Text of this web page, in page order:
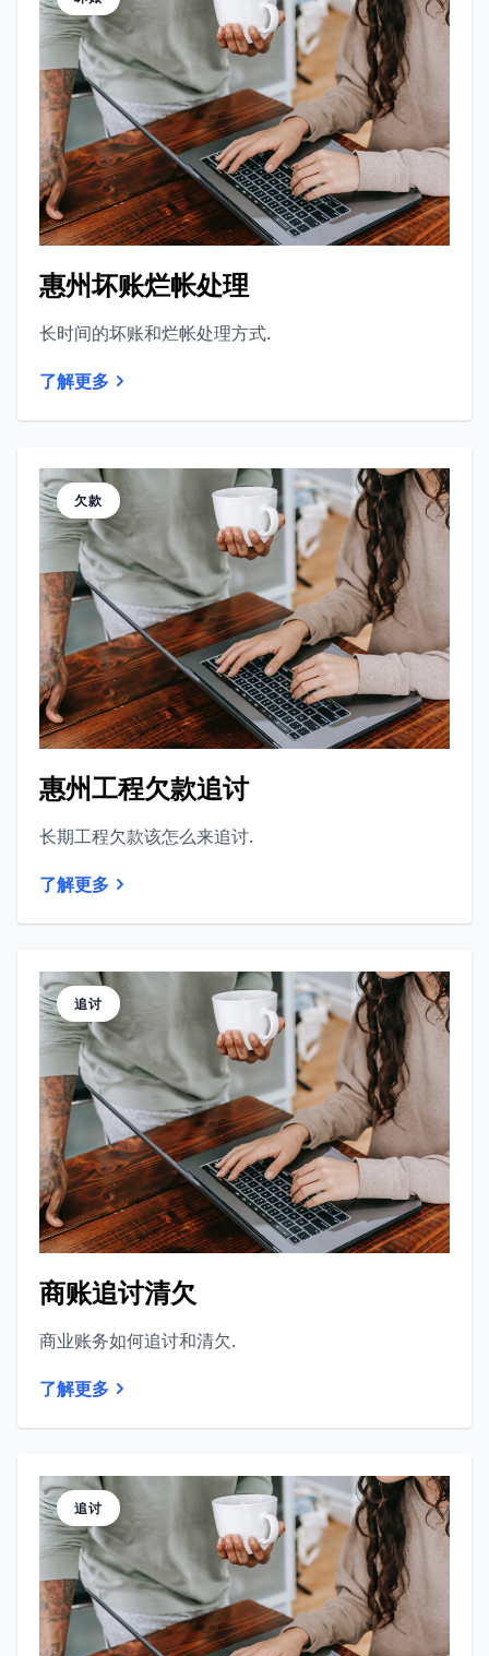
惠州坏账烂帐处理
长时间的坏账和烂帐处理方式.
了解更多
欠款
惠州工程欠款追讨
长期工程欠款该怎么来追讨.
了解更多
追讨
商账追讨清欠
商业账务如何追讨和清欠.
了解更多
追讨